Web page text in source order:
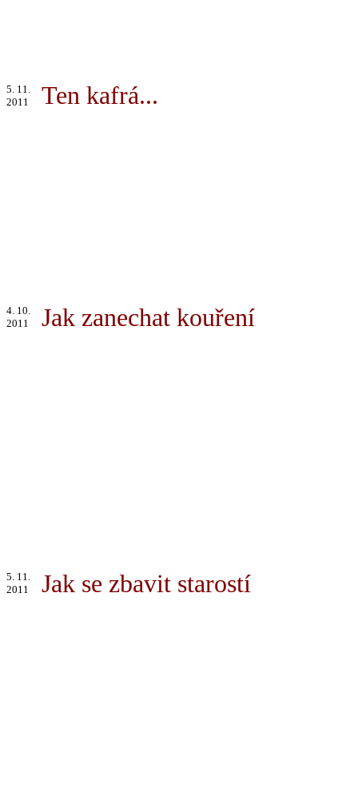
5. 11.
2011
Ten kafrá...
4. 10.
2011
Jak zanechat kouření
5. 11.
2011
Jak se zbavit starostí